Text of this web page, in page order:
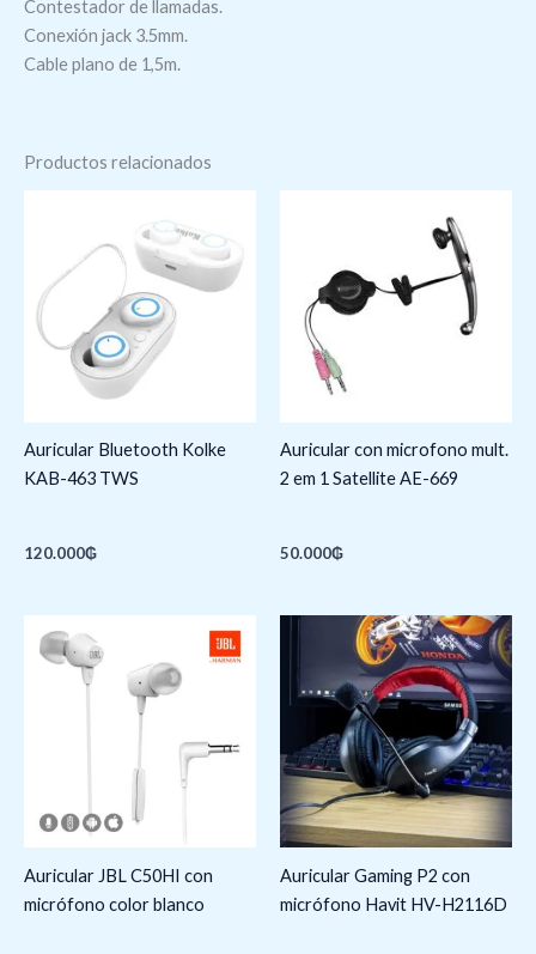
Contestador de llamadas.
Conexión jack 3.5mm.
Cable plano de 1,5m.
Productos relacionados
Auricular Bluetooth Kolke
KAB-463 TWS
120.000₲
Auricular con microfono mult.
2 em 1 Satellite AE-669
50.000₲
Auricular JBL C50HI con
micrófono color blanco
Auricular Gaming P2 con
micrófono Havit HV-H2116D